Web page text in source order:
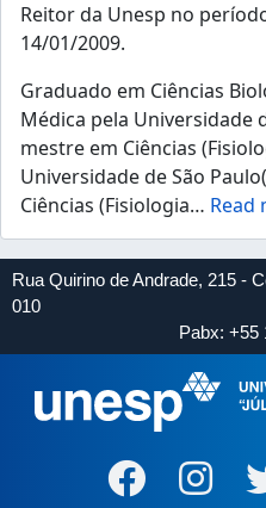
Reitor da Unesp no
14/01/2009.
Graduado em Ciências
Médica pela Universidade
mestre em Ciências
Universidade de São
Ciências (Fisiologia… Read
Rua Quirino de Andrade, 215 -
010
Pabx: +55